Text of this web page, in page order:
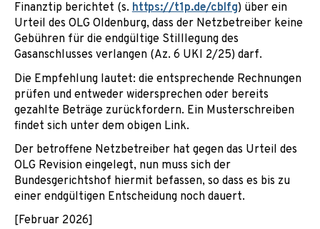
Finanztip berichtet (s.https://t1p.de/cblfg) über ein
Urteil des OLG Oldenburg, dass der Netzbetreiber keine
Gebühren für die endgültige Stilllegung des
Gasanschlusses verlangen (Az. 6 UKl 2/25) darf.
Die Empfehlung lautet: die entsprechende Rechnungen
prüfen und entweder widersprechen oder bereits
gezahlte Beträge zurückfordern. Ein Musterschreiben
findet sich unter dem obigen Link.
Der betroffene Netzbetreiber hat gegen das Urteil des
OLG Revision eingelegt, nun muss sich der
Bundesgerichtshof hiermit befassen, so dass es bis zu
einer endgültigen Entscheidung noch dauert.
[Februar 2026]